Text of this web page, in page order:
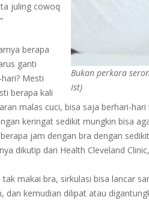
Bukan perkara
Ist)
juling cowoq
berapa
ganti
Mesti
berapa kali
malas cuci, bisa saja berhari-
keringat sedikit mungkin bisa
jam dengan bra dengan
dikutip dari Health Cleveland
makai bra, sirkulasi bisa lancar
dan kemudian dilipat atau